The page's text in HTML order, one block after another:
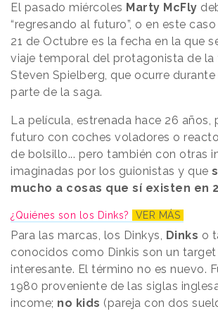
El pasado miércoles Marty McFly
“regresando al futuro”, o en este
21 de Octubre es la fecha en la que
viaje temporal del protagonista de la
Steven Spielberg, que ocurre
parte de la saga.
La película, estrenada hace 26 años,
futuro con coches voladores o
de bolsillo... pero también con otras
imaginadas por los guionistas y que
mucho a cosas que sí existen en
¿Quiénes son los Dinks? VER MÁS
Para las marcas, los Dinkys, Dinks o
conocidos como Dinkis son un
interesante. El término no es nuevo.
1980 proveniente de las siglas
income; no kids (pareja con dos